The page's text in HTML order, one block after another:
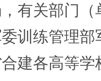
有关部门（
委训练管理
建各高等